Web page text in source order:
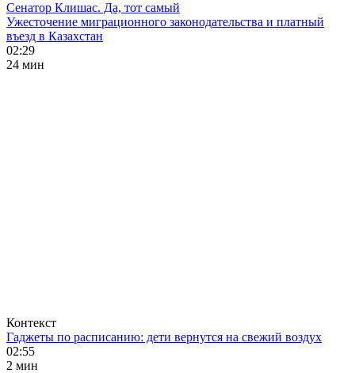
Сенатор Клишас. Да, тот самый
Ужесточение миграционного законодательства и платный
въезд в Казахстан
02:29
24 мин
Контекст
Гаджеты по расписанию: дети вернутся на свежий воздух
02:55
2 мин